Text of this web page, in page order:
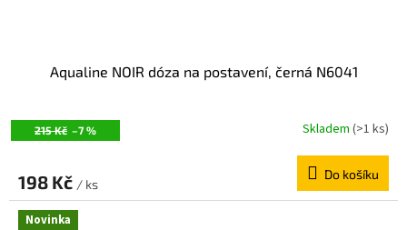
215 Kč –7 %
Aqualine NOIR dóza na postavení, černá N6041
Skladem (>1 ks)
198 Kč / ks
Do košíku
Novinka